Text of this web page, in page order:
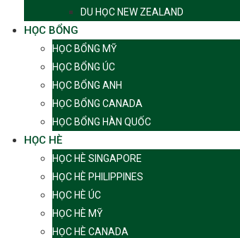
DU HỌC NEW ZEALAND
HỌC BỔNG
HỌC BỔNG MỸ
HỌC BỔNG ÚC
HỌC BỔNG ANH
HỌC BỔNG CANADA
HỌC BỔNG HÀN QUỐC
HỌC HÈ
HỌC HÈ SINGAPORE
HỌC HÈ PHILIPPINES
HỌC HÈ ÚC
HỌC HÈ MỸ
HỌC HÈ CANADA